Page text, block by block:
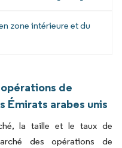
zone intérieure et du
de
Émirats arabes unis
la taille et le taux de
des opérations de